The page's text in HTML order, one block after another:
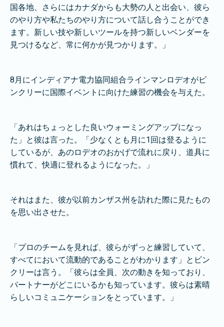
国各地、さらにはカナダからも大勢の人と出会い、彼ら
のやり方や私たちのやり方について話し合うことができ
ます。新しい技や新しいツールを持つ新しいベンダーを
見つけるなど、常に何かが見つかります。」
8月にインディアナ電力協同組合ラインマンロデオがビ
ンクリーに国際イベントに向けた練習の機会を与えた。
「あれはちょっとした良いウォーミングアップになっ
た」と彼は言った。「少なくとも月に1回は登るように
しているが、あのロデオのおかげで流れに戻り、道具に
慣れて、快適に登れるようになった。」
それはまた、彼が以前カンザス州を訪れた際に見たもの
を思い出させた。
「プロのチームを見れば、彼らがずっと練習していて、
すべてにおいて流動的であることがわかります」とビン
クリーは言う。「彼らは全員、次の動きを知っており、
パートナーがどこにいるかも知っています。彼らは素晴
らしいコミュニケーションをとっています。」